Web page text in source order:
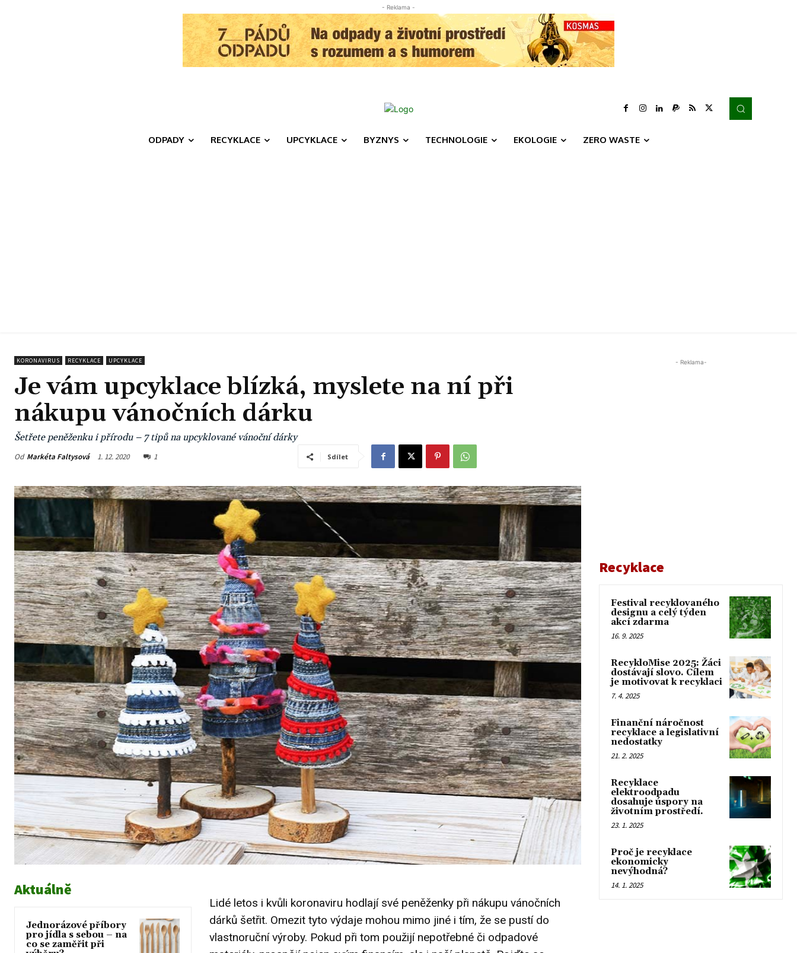
- Reklama -
ODPADY RECYKLACE UPCYKLACE BYZNYS TECHNOLOGIE EKOLOGIE ZERO WASTE
KORONAVIRUS RECYKLACE UPCYKLACE
Je vám upcyklace blízká, myslete na ní při
nákupu vánočních dárku
Šetřete peněženku i přírodu – 7 tipů na upcyklované vánoční dárky
Od Markéta Faltysová 1. 12. 2020 1 Sdílet
Aktuálně
Jednorázové příbory
pro jídla s sebou – na
co se zaměřit při
Lidé letos i kvůli koronaviru hodlají své peněženky při nákupu vánočních
dárků šetřit. Omezit tyto výdaje mohou mimo jiné i tím, že se pustí do
vlastnoruční výroby. Pokud při tom použijí nepotřebné či odpadové
- Reklama-
Recyklace
Festival recyklovaného
designu a celý týden
akcí zdarma
16. 9. 2025
RecykloMise 2025: Žáci
dostávají slovo. Cílem
je motivovat k recyklaci
7. 4. 2025
Finanční náročnost
recyklace a legislativní
nedostatky
21. 2. 2025
Recyklace
elektroodpadu
dosahuje úspory na
životním prostředí.
23. 1. 2025
Proč je recyklace
ekonomicky
nevýhodná?
14. 1. 2025